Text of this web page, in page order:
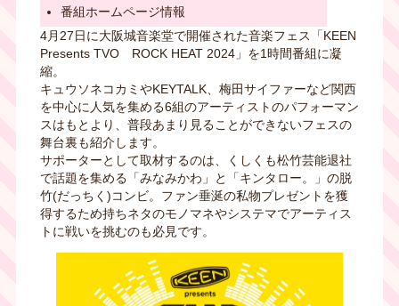
番組ホームページ情報
4月27日に大阪城音楽堂で開催された音楽フェス「KEEN
Presents TVO ROCK HEAT 2024」を1時間番組に凝
縮。
キュウソネコカミやKEYTALK、梅田サイファーなど関西
を中心に人気を集める6組のアーティストのパフォーマン
スはもとより、普段あまり見ることができないフェスの
舞台裏も紹介します。
サポーターとして取材するのは、くしくも松竹芸能退社
で話題を集める「みなみかわ」と「キンタロー。」の脱
竹(だっちく)コンビ。ファン垂涎の私物プレゼントを獲
得するため持ちネタのモノマネやシステマでアーティス
トに戦いを挑むのも必見です。